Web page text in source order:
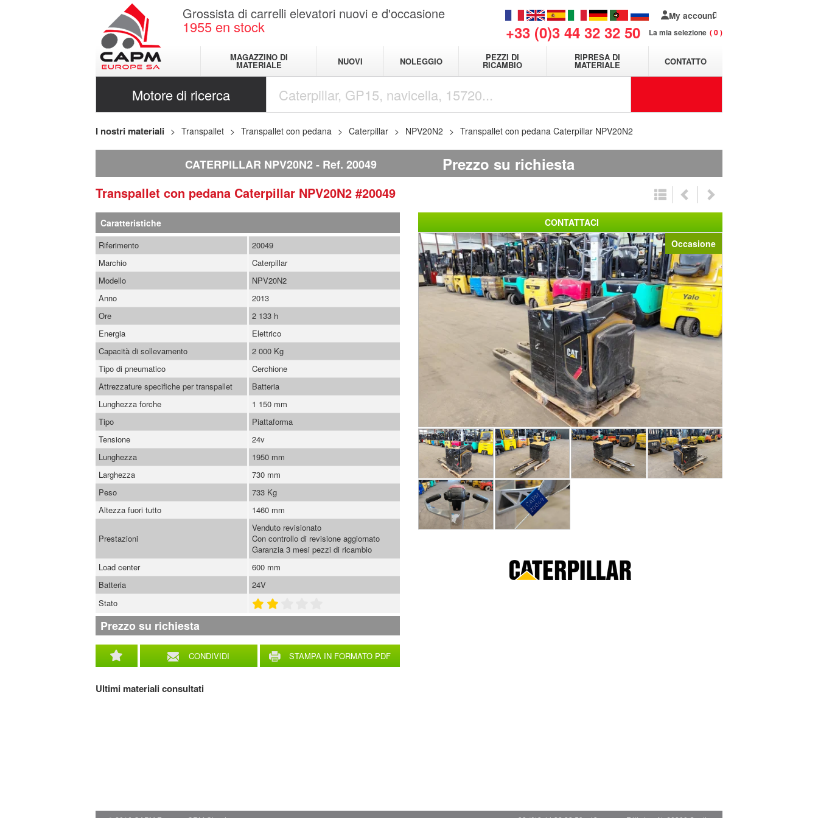
Grossista di carrelli elevatori nuovi e d'occasione
1955 en stock +33 (0)3 44 32 32 50
My account
La mia selezione 0
MAGAZZINO DI
MATERIALE NUOVI NOLEGGIO PEZZI DI
RICAMBIO
RIPRESA DI
MATERIALE CONTATTO
Motore di ricerca
I nostri materiali Transpallet Transpallet con pedana Caterpillar NPV20N2 Transpallet con pedana Caterpillar NPV20N2
CATERPILLAR NPV20N2 Ref. 20049 Prezzo su richiesta
Transpallet con pedana Caterpillar NPV20N2 #20049
Occasione
Caratteristiche
CONDIVIDI STAMPA IN FORMATO PDF
Riferimento
20049
Marchio
Caterpillar
Modello
NPV20N2
Anno
2013
Ore
2 133 h
Energia
Elettrico
Capacità di sollevamento
2 000 Kg
Tipo di pneumatico
Cerchione
Attrezzature specifiche per transpallet
Batteria
Lunghezza forche
1 150 mm
Tipo
Piattaforma
Tensione
24v
Lunghezza
1950 mm
Larghezza
730 mm
Peso
733 Kg
Altezza fuori tutto
1460 mm
Prestazioni
Venduto revisionato
Con controllo di revisione aggiornato
Garanzia 3 mesi pezzi di ricambio
Load center
600 mm
Batteria
24V
Stato
Prezzo su richiesta
CONTATTACI
Ultimi materiali consultati